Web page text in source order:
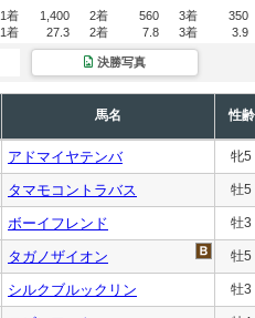
1着 1,400 2着 560 3着
350
1着 27.3 2着 7.8 3着 3.9
決勝写真
馬名 性齢
アドマイヤテンバ 牝5
タマモコントラバス 牡5
ボーイフレンド 牡3
タガノザイオン 牡5
シルクブルックリン 牡3